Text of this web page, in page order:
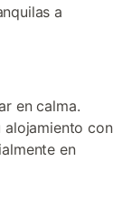
a
en calma.
alojamiento con
en